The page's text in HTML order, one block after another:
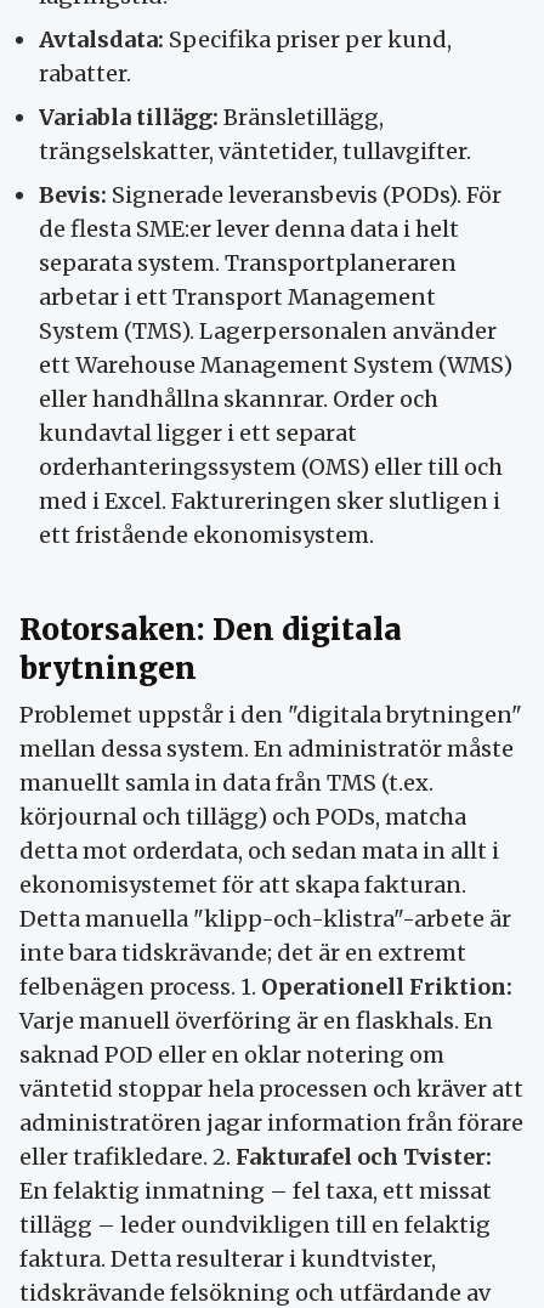
Avtalsdata: Specifika priser per kund,
rabatter.
Variabla tillägg: Bränsletillägg,
trängselskatter, väntetider, tullavgifter.
Bevis: Signerade leveransbevis (PODs). För
de flesta SME:er lever denna data i helt
separata system. Transportplaneraren
arbetar i ett Transport Management
System (TMS). Lagerpersonalen använder
ett Warehouse Management System (WMS)
eller handhållna skannrar. Order och
kundavtal ligger i ett separat
orderhanteringssystem (OMS) eller till och
med i Excel. Faktureringen sker slutligen i
ett fristående ekonomisystem.
Rotorsaken: Den digitala
brytningen
Problemet uppstår i den "digitala brytningen"
mellan dessa system. En administratör måste
manuellt samla in data från TMS (t.ex.
körjournal och tillägg) och PODs, matcha
detta mot orderdata, och sedan mata in allt i
ekonomisystemet för att skapa fakturan.
Detta manuella "klipp-och-klistra"-arbete är
inte bara tidskrävande; det är en extremt
felbenägen process. 1. Operationell Friktion:
Varje manuell överföring är en flaskhals. En
saknad POD eller en oklar notering om
väntetid stoppar hela processen och kräver att
administratören jagar information från förare
eller trafikledare. 2. Fakturafel och Tvister:
En felaktig inmatning – fel taxa, ett missat
tillägg – leder oundvikligen till en felaktig
faktura. Detta resulterar i kundtvister,
tidskrävande felsökning och utfärdande av